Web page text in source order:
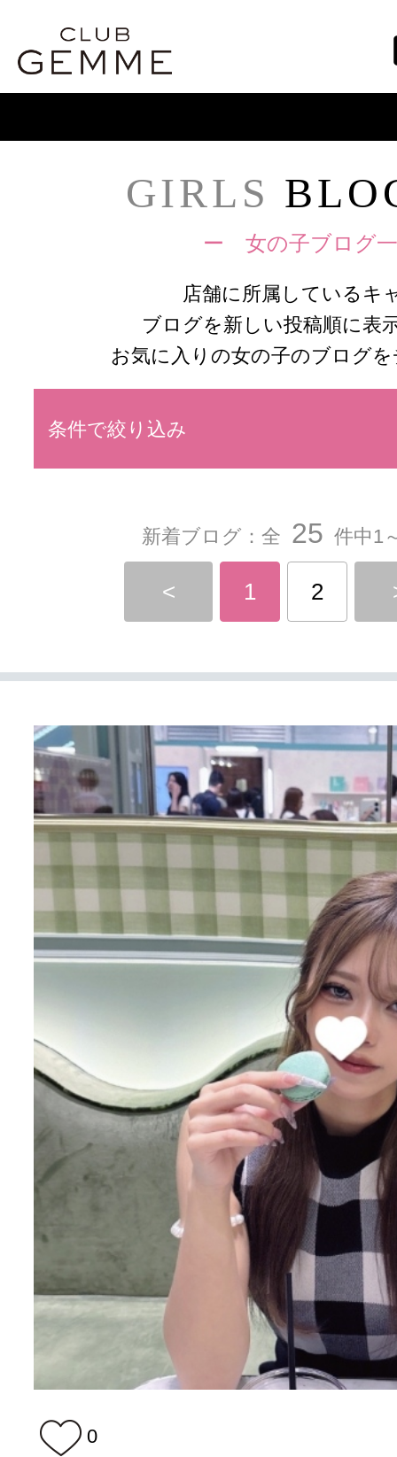
GIRLS
ー 女の子ブログ
店舗に所属しているキ
ブログを新しい投稿順に表
お気に入りの女の子のブログ
条件で絞り込み
新着ブログ：全 25 件中1
< 1 2
0